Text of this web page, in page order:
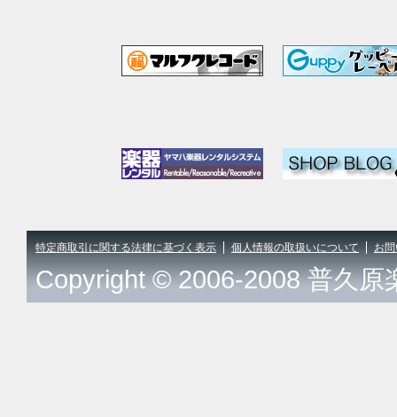
特定商取引に関する法律に基づく表示 個人情報の取扱いについて お
Copyright © 2006-2008 普久原